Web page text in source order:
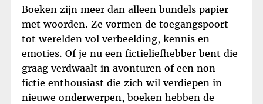
Boeken zijn meer dan alleen bundels papier
met woorden. Ze vormen de toegangspoort
tot werelden vol verbeelding, kennis en
emoties. Of je nu een fictieliefhebber bent die
graag verdwaalt in avonturen of een non-
fictie enthousiast die zich wil verdiepen in
nieuwe onderwerpen, boeken hebben de